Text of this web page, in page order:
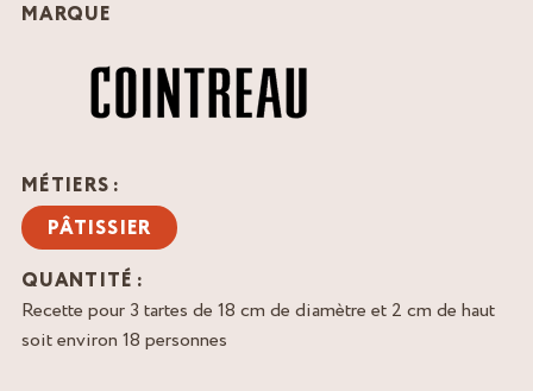
MARQUE
MÉTIERS :
PÂTISSIER
QUANTITÉ :
Recette pour 3 tartes de 18 cm de diamètre et 2 cm de haut
soit environ 18 personnes